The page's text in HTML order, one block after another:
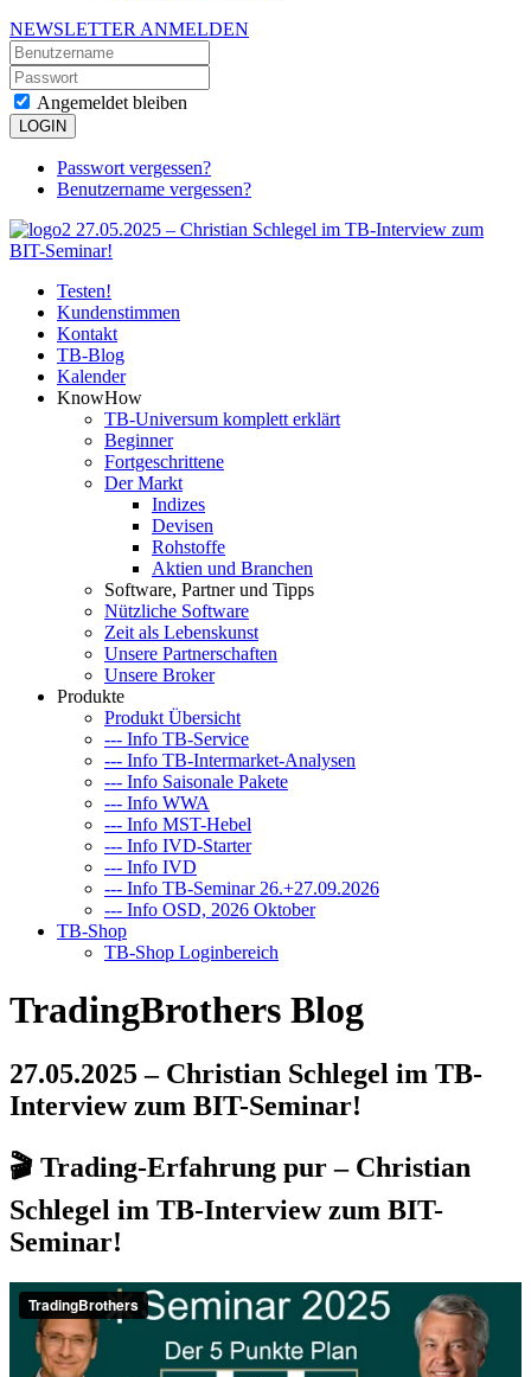
NEWSLETTER ANMELDEN
Angemeldet bleiben
LOGIN
Passwort vergessen?
Benutzername vergessen?
Testen!
Kundenstimmen
Kontakt
TB-Blog
Kalender
KnowHow
TB-Universum komplett erklärt
Beginner
Fortgeschrittene
Der Markt
Indizes
Devisen
Rohstoffe
Aktien und Branchen
Software, Partner und Tipps
Nützliche Software
Zeit als Lebenskunst
Unsere Partnerschaften
Unsere Broker
Produkte
Produkt Übersicht
--- Info TB-Service
--- Info TB-Intermarket-Analysen
--- Info Saisonale Pakete
--- Info WWA
--- Info MST-Hebel
--- Info IVD-Starter
--- Info IVD
--- Info TB-Seminar 26.+27.09.2026
--- Info OSD, 2026 Oktober
TB-Shop
TB-Shop Loginbereich
TradingBrothers Blog
27.05.2025 – Christian Schlegel im TB-
Interview zum BIT-Seminar!
🎬 Trading-Erfahrung pur – Christian
Schlegel im TB-Interview zum BIT-
Seminar!